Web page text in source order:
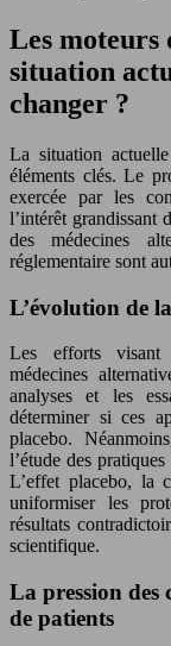
Les moteurs
situation
changer ?
La situation
éléments clés. Le
exercée par les
l’intérêt grandissant
des médecines
réglementaire sont
L’évolution de
Les efforts visant
médecines
analyses et les
déterminer si ces
placebo.
l’étude des
L’effet placebo, la
uniformiser les
résultats
scientifique.
La pression des
de patients